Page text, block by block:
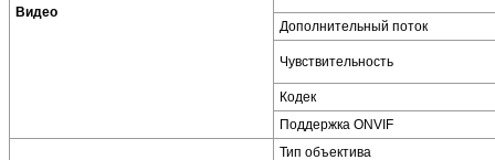
Видео
Дополнительный поток
Чувствительность
Кодек
Поддержка ONVIF
Тип объектива